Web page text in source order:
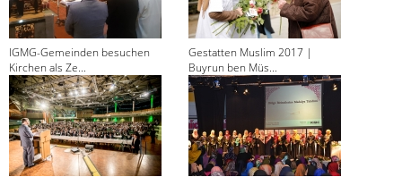
IGMG-Gemeinden besuchen
Kirchen als Ze...
Gestatten Muslim 2017 |
Buyrun ben Müs...